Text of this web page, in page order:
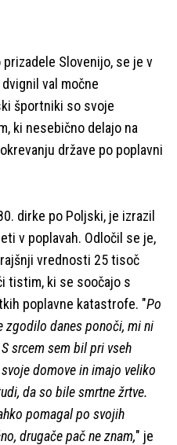
Slovenijo, se je v
val močne
športniki so svoje
ki nesebično delajo na
države po poplavni
dirke po Poljski, je izrazil
v poplavah. Odločil se je,
vrednosti 25 tisoč
tistim, ki se soočajo s
poplavne katastrofe. "Po
zgodilo danes ponoči, mi ni
srcem sem bil pri vseh
domove in imajo veliko
da so bile smrtne žrtve.
pomagal po svojih
drugače pač ne znam," je